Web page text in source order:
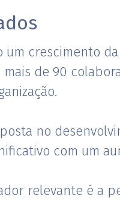
um crescimento
mais de 90
no
com um
relevante é a